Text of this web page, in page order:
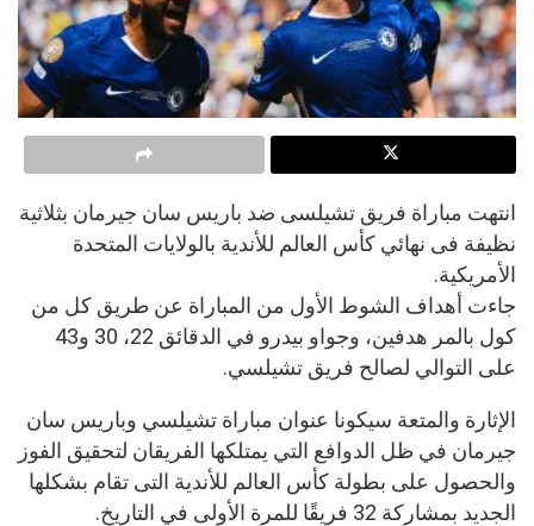
انتهت مباراة فريق تشيلسى ضد باريس سان جيرمان بثلاثية
نظيفة فى نهائي كأس العالم للأندية بالولايات المتحدة
الأمريكية.
جاءت أهداف الشوط الأول من المباراة عن طريق كل من
كول بالمر هدفين، وجواو بيدرو في الدقائق 22، 30 و43
على التوالي لصالح فريق تشيلسي.
الإثارة والمتعة سيكونا عنوان مباراة تشيلسي وباريس سان
جيرمان في ظل الدوافع التي يمتلكها الفريقان لتحقيق الفوز
والحصول على بطولة كأس العالم للأندية التى تقام بشكلها
الجديد بمشاركة 32 فريقًا للمرة الأولى في التاريخ.